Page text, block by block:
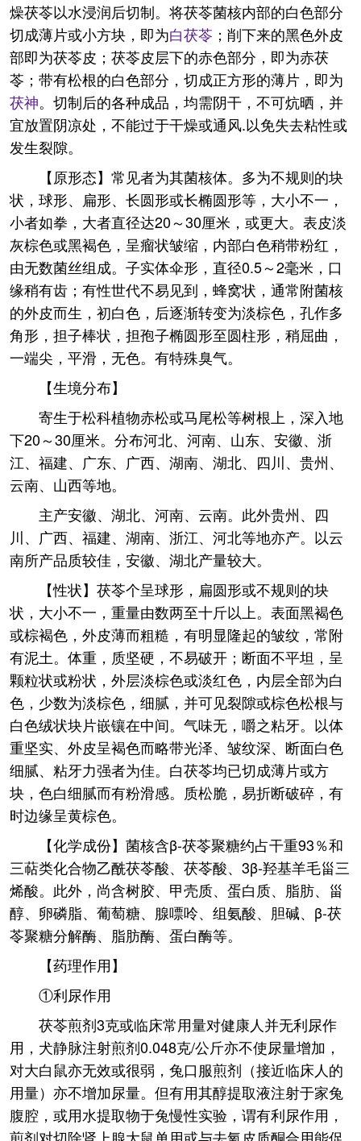
燥茯苓以水浸润后切制。将茯苓菌核内部的白色部分
切成薄片或小方块，即为白茯苓 ；削下来的黑色外皮
部即为茯苓皮；茯苓皮层下的赤色部分，即为赤茯
苓；带有松根的白色部分，切成正方形的薄片，即为
茯神。切制后的各种成品，均需阴干，不可炕晒，并
宜放置阴凉处，不能过于干燥或通风.以免失去粘性或
发生裂隙。
【原形态】常见者为其菌核体。多为不规则的块
状，球形、扁形、长圆形或长椭圆形等，大小不一，
小者如拳，大者直径达20～30厘米，或更大。表皮淡
灰棕色或黑褐色，呈瘤状皱缩，内部白色稍带粉红，
由无数菌丝组成。子实体伞形，直径0.5～2毫米，口
缘稍有齿；有性世代不易见到，蜂窝状，通常附菌核
的外皮而生，初白色，后逐渐转变为淡棕色，孔作多
角形，担子棒状，担孢子椭圆形至圆柱形，稍屈曲，
一端尖，平滑，无色。有特殊臭气。
【生境分布】
寄生于松科植物赤松或马尾松等树根上，深入地
下20～30厘米。分布河北、河南、山东、安徽、浙
江、福建、广东、广西、湖南、湖北、四川、贵州、
云南、山西等地。
主产安徽、湖北、河南、云南。此外贵州、四
川、广西、福建、湖南、浙江、河北等地亦产。以云
南所产品质较佳，安徽、湖北产量较大。
【性状】茯苓个呈球形，扁圆形或不规则的块
状，大小不一，重量由数两至十斤以上。表面黑褐色
或棕褐色，外皮薄而粗糙，有明显隆起的皱纹，常附
有泥土。体重，质坚硬，不易破开；断面不平坦，呈
颗粒状或粉状，外层淡棕色或淡红色，内层全部为白
色，少数为淡棕色，细腻，并可见裂隙或棕色松根与
白色绒状块片嵌镶在中间。气味无，嚼之粘牙。以体
重坚实、外皮呈褐色而略带光泽、皱纹深、断面白色
细腻、粘牙力强者为佳。白茯苓均已切成薄片或方
块，色白细腻而有粉滑感。质松脆，易折断破碎，有
时边缘呈黄棕色。
【化学成份】菌核含β-茯苓聚糖约占干重93％和
三萜类化合物乙酰茯苓酸、茯苓酸、3β-羟基羊毛甾三
烯酸。此外，尚含树胶、甲壳质、蛋白质、脂肪、甾
醇、卵磷脂、葡萄糖、腺嘌呤、组氨酸、胆碱、β-茯
苓聚糖分解酶、脂肪酶、蛋白酶等。
【药理作用】
①利尿作用
茯苓煎剂3克或临床常用量对健康人并无利尿作
用，犬静脉注射煎剂0.048克/公斤亦不使尿量增加，
对大白鼠亦无效或很弱，兔口服煎剂（接近临床人的
用量）亦不增加尿量。但有用其醇提取液注射于家兔
腹腔，或用水提取物于兔慢性实验，谓有利尿作用，